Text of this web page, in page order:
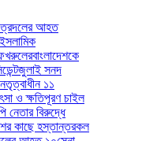
আহত
বাংলাদেশকে
সনদ
১১
চাইল
বিরুদ্ধে
হস্তান্তরকল